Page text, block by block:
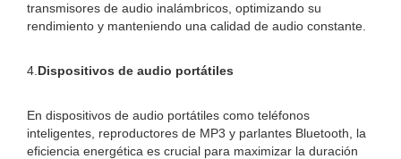
transmisores de audio inalámbricos, optimizando su
rendimiento y manteniendo una calidad de audio constante.
4. Dispositivos de audio portátiles
En dispositivos de audio portátiles como teléfonos
inteligentes, reproductores de MP3 y parlantes Bluetooth, la
eficiencia energética es crucial para maximizar la duración